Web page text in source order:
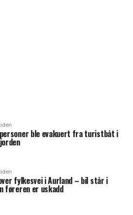
ble evakuert fra turistbåt i
fylkesvei i Aurland – bil står i
føreren er uskadd